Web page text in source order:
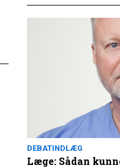
DEBATINDLÆG
Læge: Sådan